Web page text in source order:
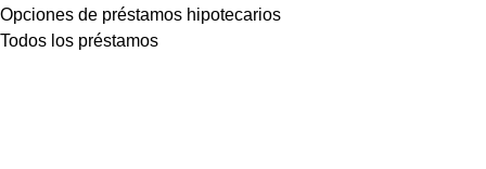
Opciones de préstamos hipotecarios
Todos los préstamos